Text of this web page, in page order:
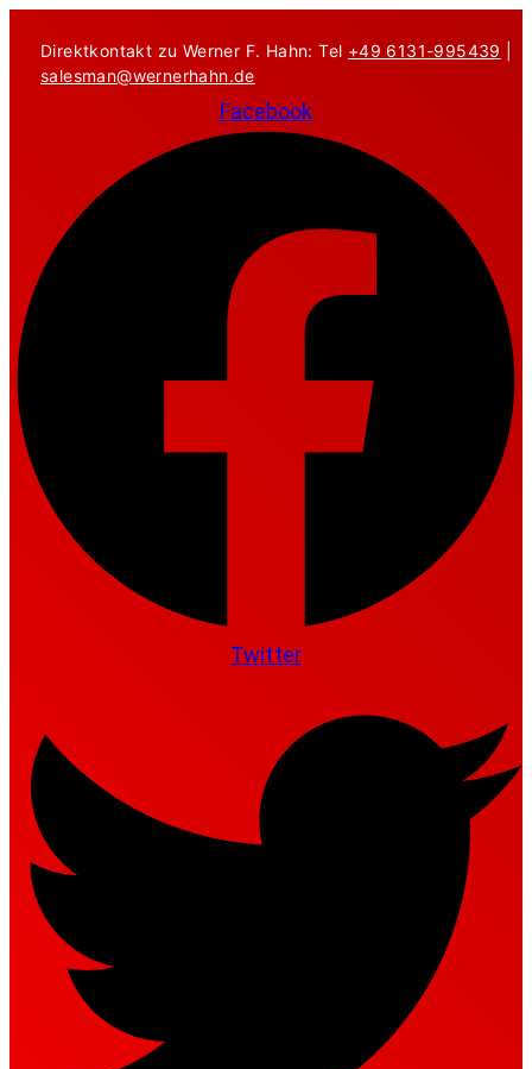
Inhalt
springen
Direktkontakt zu Werner F. Hahn: Tel +49 6131-995439
salesman@wernerhahn.de
Facebook
Twitter